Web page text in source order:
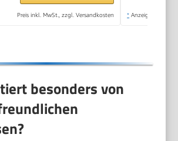
Ostern &
Preis inkl. MwSt., zzgl. Versandkosten * Anzeige
besonders von